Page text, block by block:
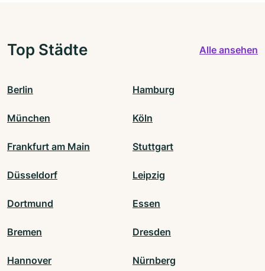
Top Städte Alle ansehen
Berlin Hamburg
München Köln
Frankfurt am Main Stuttgart
Düsseldorf Leipzig
Dortmund Essen
Bremen Dresden
Hannover Nürnberg